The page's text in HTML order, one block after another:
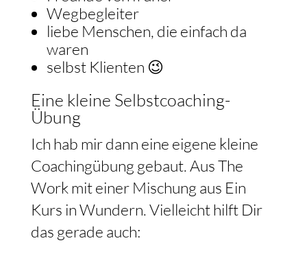
Wegbegleiter
liebe Menschen, die einfach da
waren
selbst Klienten 😉
Eine kleine Selbstcoaching-
Übung
Ich hab mir dann eine eigene kleine
Coachingübung gebaut. Aus The
Work mit einer Mischung aus Ein
Kurs in Wundern. Vielleicht hilft Dir
das gerade auch: